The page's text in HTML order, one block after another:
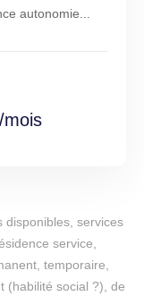
autonomie...
mois
disponibles, services
service,
temporaire,
(habilité social ?), de